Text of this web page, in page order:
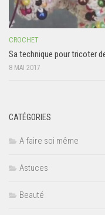
CROCHET
Sa technique pour tricoter
8 MAI 2017
CATÉGORIES
A faire soi même
Astuces
Beauté